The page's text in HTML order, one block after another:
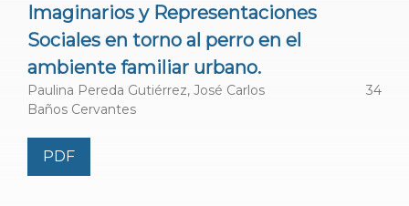
sociaux, CNRS/Université Paris Descartes/Université
Sorbonne Nouvelle) Instituto de Estudios Políticos
de Lyon e investigador en el laboratorio de
sociología CERLIS
Dra. Anath Ariel de Vidas,
Imaginarios y Representaciones
Sociales en torno al perro en el
ambiente familiar urbano.
Paulina Pereda Gutiérrez, José Carlos
Baños Cervantes
34
PDF